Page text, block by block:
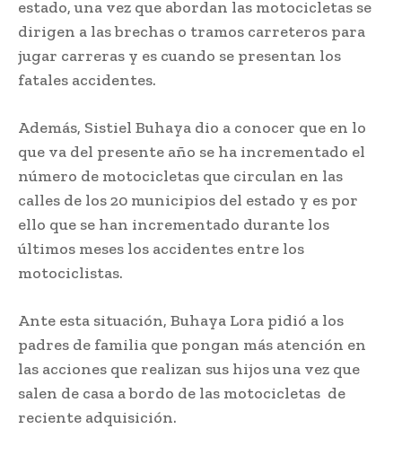
estado, una vez que abordan las motocicletas se
dirigen a las brechas o tramos carreteros para
jugar carreras y es cuando se presentan los
fatales accidentes.
Además, Sistiel Buhaya dio a conocer que en lo
que va del presente año se ha incrementado el
número de motocicletas que circulan en las
calles de los 20 municipios del estado y es por
ello que se han incrementado durante los
últimos meses los accidentes entre los
motociclistas.
Ante esta situación, Buhaya Lora pidió a los
padres de familia que pongan más atención en
las acciones que realizan sus hijos una vez que
salen de casa a bordo de las motocicletas de
reciente adquisición.